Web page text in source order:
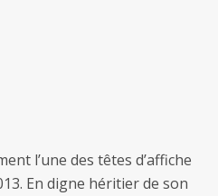
l’une des têtes d’affiche
En digne héritier de son